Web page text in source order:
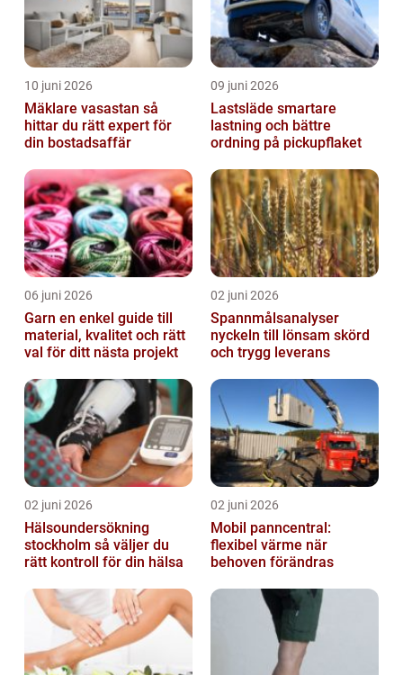
10 juni 2026
Mäklare vasastan så
hittar du rätt expert för
din bostadsaffär
09 juni 2026
Lastsläde smartare
lastning och bättre
ordning på pickupflaket
06 juni 2026
Garn en enkel guide till
material, kvalitet och rätt
val för ditt nästa projekt
02 juni 2026
Spannmålsanalyser
nyckeln till lönsam skörd
och trygg leverans
02 juni 2026
Hälsoundersökning
stockholm så väljer du
rätt kontroll för din hälsa
02 juni 2026
Mobil panncentral:
flexibel värme när
behoven förändras